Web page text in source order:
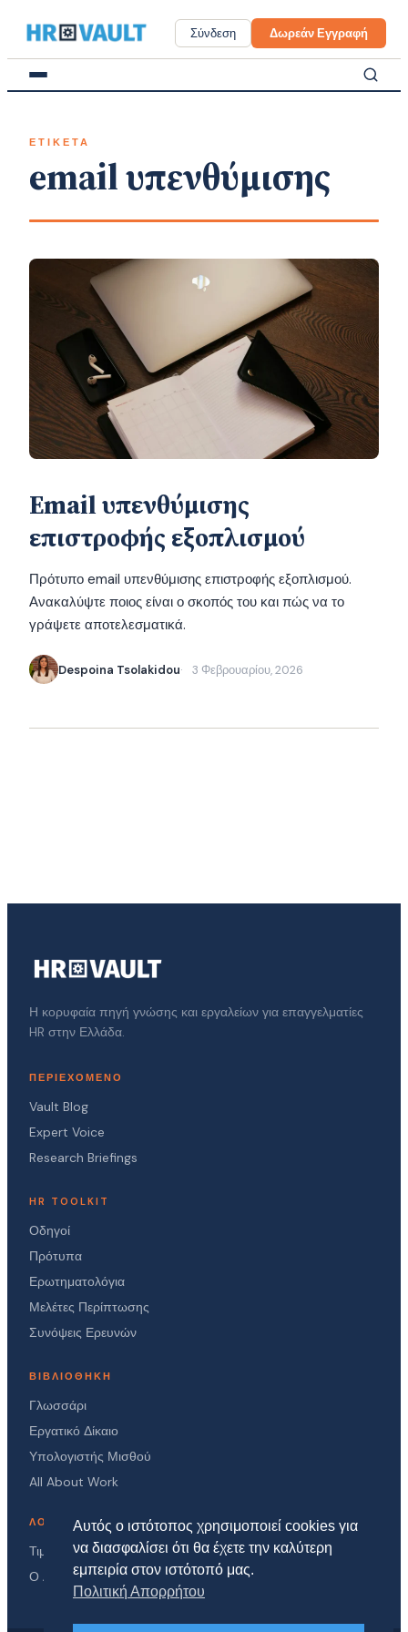
content
Σύνδεση Δωρεάν Εγγραφή
ΕΤΙΚΕΤΑ
email υπενθύμισης
Email υπενθύμισης
επιστροφής εξοπλισμού
Πρότυπο email υπενθύμισης επιστροφής εξοπλισμού.
Ανακαλύψτε ποιος είναι ο σκοπός του και πώς να το
γράψετε αποτελεσματικά.
Despoina Tsolakidou 3 Φεβρουαρίου, 2026
Η κορυφαία πηγή γνώσης και εργαλείων για επαγγελματίες
HR στην Ελλάδα.
ΠΕΡΙΕΧΌΜΕΝΟ
Vault Blog
Expert Voice
Research Briefings
HR TOOLKIT
Οδηγοί
Πρότυπα
Ερωτηματολόγια
Μελέτες Περίπτωσης
Συνόψεις Ερευνών
ΒΙΒΛΙΟΘΉΚΗ
Γλωσσάρι
Εργατικό Δίκαιο
Υπολογιστής Μισθού
All About Work
ΛΟΓΑΡΙΑΣΜΌΣ
Τιμές
Ο Λογαριασμός μου
Αυτός ο ιστότοπος χρησιμοποιεί cookies για
να διασφαλίσει ότι θα έχετε την καλύτερη
εμπειρία στον ιστότοπό μας.
Πολιτική Απορρήτου